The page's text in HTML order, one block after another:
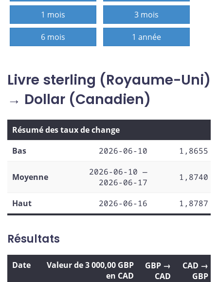
1 mois 3 mois
6 mois 1 année
Livre sterling (Royaume-Uni)
→ Dollar (Canadien)
Résumé des taux de change
Bas
2026-06-10 1,8655
Moyenne
2026-06-10 —
2026-06-17
1,8740
Haut 2026-06-16 1,8787
Résultats
Date
Valeur de 3 000,00 GBP
en CAD
GBP →
CAD
CAD →
GBP